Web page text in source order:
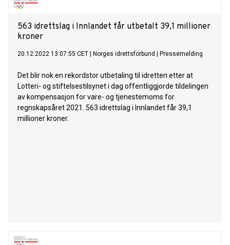
563 idrettslag i Innlandet får utbetalt 39,1 millioner
kroner
20.12.2022 13:07:55 CET Norges idrettsforbund Pressemelding
Det blir nok en rekordstor utbetaling til idretten etter at
Lotteri- og stiftelsestilsynet i dag offentliggjorde tildelingen
av kompensasjon for vare- og tjenestemoms for
regnskapsåret 2021. 563 idrettslag i Innlandet får 39,1
millioner kroner.